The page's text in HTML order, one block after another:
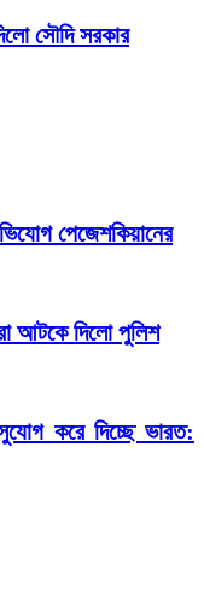
সৌদি সরকার
পেজেশকিয়ানের
আটকে দিলো পুলিশ
করে দিচ্ছে ভারত: